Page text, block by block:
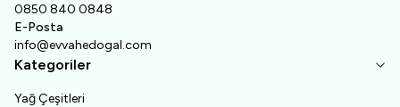
0850 840 0848
E-Posta
info@evvahedogal.com
Kategoriler
Yağ Çeşitleri